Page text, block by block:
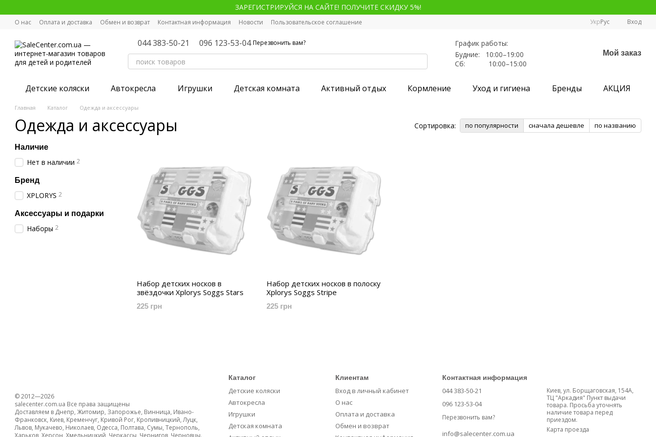
ЗАРЕГИСТРИРУЙСЯ НА САЙТЕ! ПОЛУЧИТЕ СКИДКУ 5%!
О нас Оплата и доставка Обмен и возврат Контактная информация Новости Пользовательское соглашение УкрРус Вход
044 383-50-21 096 123-53-04 Перезвонить вам?
График работы:
Будние: 10:00–19:00
Сб: 10:00–15:00
Мой заказ
Детские коляски Автокресла Игрушки Детская комната Активный отдых Кормление Уход и гигиена Бренды АКЦИЯ
Главная Каталог Одежда и аксессуары
Одежда и аксессуары Сортировка: по популярности сначала дешевле по названию
Набор детских носков в
звёздочки Xplorys Soggs Stars
225 грн
Набор детских носков в полоску
Xplorys Soggs Stripe
225 грн
Наличие
Нет в наличии 2
Бренд
XPLORYS 2
Аксессуары и подарки
Наборы 2
© 2012—2026
salecenter.com.ua Все права защищены
Доставляем в Днепр, Житомир, Запорожье, Винница, Ивано-
Франковск, Киев, Кременчуг, Кривой Рог, Кропивницкий, Луцк,
Львов, Мукачево, Николаев, Одесса, Полтава, Сумы, Тернополь,
Харьков, Херсон, Хмельницкий, Черкассы, Чернигов, Черновцы.
Каталог
Детские коляски
Автокресла
Игрушки
Детская комната
Клиентам
Вход в личный кабинет
О нас
Оплата и доставка
Обмен и возврат
Контактная информация
044 383-50-21
096 123-53-04
Перезвонить вам?
info@salecenter.com.ua
Киев, ул. Борщаговская, 154А,
ТЦ "Аркадия" Пункт выдачи
товара. Просьба уточнять
наличие товара перед
приездом.
Карта проезда